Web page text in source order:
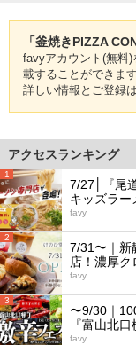
「釜焼きPIZZA
favyアカウント(無料
載することができます
詳しい情報とご登録は
アクセスランキング
1
7/27│『尾
キッズラー
favy
2
7/31〜｜新
店！濃厚ク
favy
3
〜9/30｜
『富山北
favy